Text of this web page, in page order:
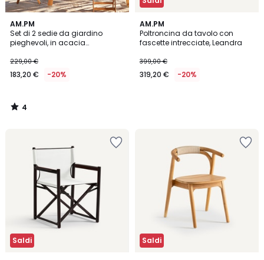
AM.PM
Set di 2 sedie da giardino
pieghevoli, in acacia
229,00 €
183,20 € -20%
4
/
5
4
/
AM.PM
Poltroncina da tavolo con
fascette intrecciate, Leandra
399,00 €
319,20 € -20%
Saldi Saldi